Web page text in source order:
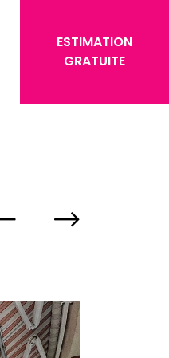
ESTIMATION
GRATUITE